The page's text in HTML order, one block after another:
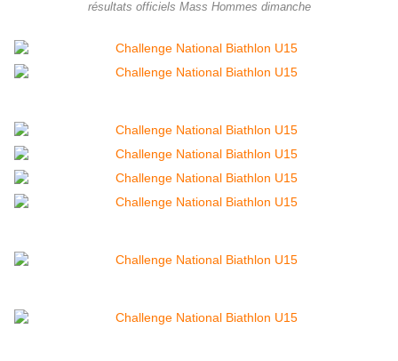
résultats officiels Mass Hommes dimanche